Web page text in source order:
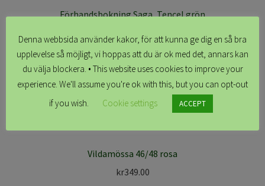
Förhandsbokning Saga, Tencel grön
1,899.00
Läs mer
Vildamössa 46/48 rosa
kr349.00
Denna webbsida använder kakor, för att kunna ge dig en så bra
upplevelse så möjligt, vi hoppas att du är ok med det, annars kan
du välja blockera. • This website uses cookies to improve your
experience. We'll assume you're ok with this, but you can opt-out
if you wish.
Cookie settings ACCEPT